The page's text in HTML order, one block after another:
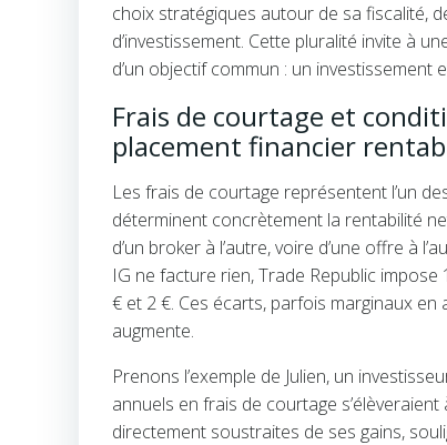
choix stratégiques autour de sa fiscalité,
d’investissement. Cette pluralité invite à
d’un objectif commun : un investissement
Frais de courtage et
placement financier
Les frais de courtage représentent l’un
déterminent concrètement la rentabilité
d’un broker à l’autre, voire d’une offre à
IG ne facture rien, Trade Republic
€ et 2 €. Ces écarts, parfois marginaux
augmente.
Prenons l’exemple de Julien, un
annuels en frais de courtage
directement soustraites de ses gains,